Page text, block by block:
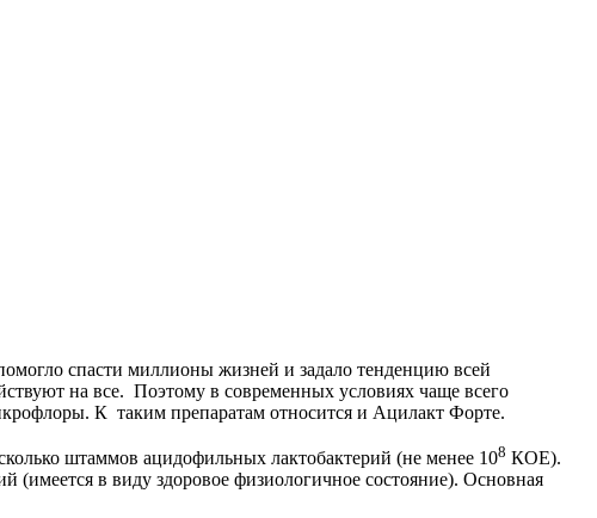
спасти миллионы жизней и задало тенденцию всей
на все. Поэтому в современных условиях чаще всего
К таким препаратам относится и Ацилакт Форте.
штаммов ацидофильных лактобактерий (не менее 108 КОЕ).
в виду здоровое физиологичное состояние). Основная